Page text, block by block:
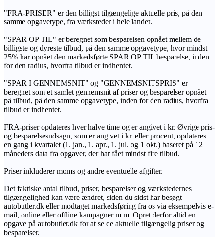
"FRA-PRISER" er den billigst tilgængelige aktuelle pris, på den
samme opgavetype, fra værksteder i hele landet.
"SPAR OP TIL" er beregnet som besparelsen opnået mellem de
billigste og dyreste tilbud, på den samme opgavetype, hvor mindst
25% har opnået den markedsførte SPAR OP TIL besparelse, inden
for den radius, hvorfra tilbud er indhentet.
"SPAR I GENNEMSNIT" og "GENNEMSNITSPRIS" er
beregnet som et samlet gennemsnit af priser og besparelser opnået
på tilbud, på den samme opgavetype, inden for den radius, hvorfra
tilbud er indhentet.
FRA-priser opdateres hver halve time og er angivet i kr. Øvrige pris-
og besparelsesudsagn, som er angivet i kr. eller procent, opdateres
en gang i kvartalet (1. jan., 1. apr., 1. jul. og 1 okt.) baseret på 12
måneders data fra opgaver, der har fået mindst fire tilbud.
Priser inkluderer moms og andre eventuelle afgifter.
Det faktiske antal tilbud, priser, besparelser og værkstedernes
tilgængelighed kan være ændret, siden du sidst har besøgt
autobutler.dk eller modtaget markedsføring fra os via eksempelvis e-
mail, online eller offline kampagner m.m. Opret derfor altid en
opgave på autobutler.dk for at se de aktuelle tilgængelig priser og
besparelser.